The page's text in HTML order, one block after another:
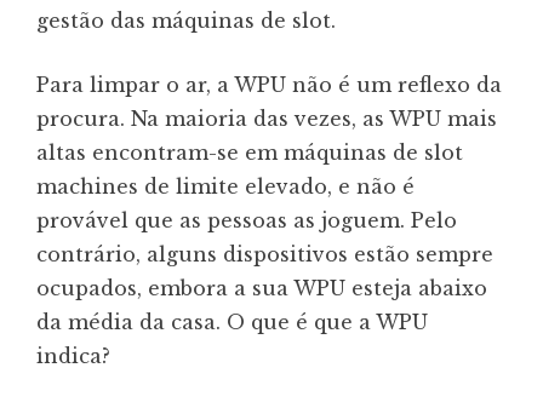
gestão das máquinas de slot.
Para limpar o ar, a WPU não é um reflexo da
procura. Na maioria das vezes, as WPU mais
altas encontram-se em máquinas de slot
machines de limite elevado, e não é
provável que as pessoas as joguem. Pelo
contrário, alguns dispositivos estão sempre
ocupados, embora a sua WPU esteja abaixo
da média da casa. O que é que a WPU
indica?